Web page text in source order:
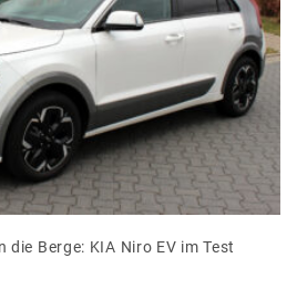
die Berge: KIA Niro EV im Test